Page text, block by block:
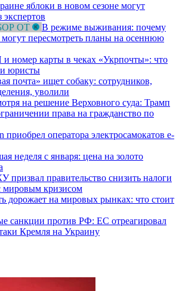
яблоки в новом сезоне могут
экспертов
ОТ
В режиме выживания: почему
могут пересмотреть планы на осеннюю
номер карты в чеках «Укрпочты»: что
и юристы
почта» ищет собаку: сотрудников,
уволили
на решение Верховного суда: Трамп
права на гражданство по
приобрел оператора электросамокатов e-
неделя с января: цена на золото
призвал правительство снизить налоги
мировым кризисом
дорожает на мировых рынках: что стоит
санкции против РФ: ЕС отреагировал
Кремля на Украину